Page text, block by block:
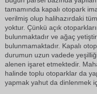
tamamında kapalı otopark
verilmiş olup halihazırdaki
yoktur. Çünkü açık
bulunmaktadır ve ağaç
bulunmamaktadır. Kapalı
durumun uzun vadede
alenen işaret etmektedir.
halinde toplu otoparklar da
yapmak yahut da dinlenmek